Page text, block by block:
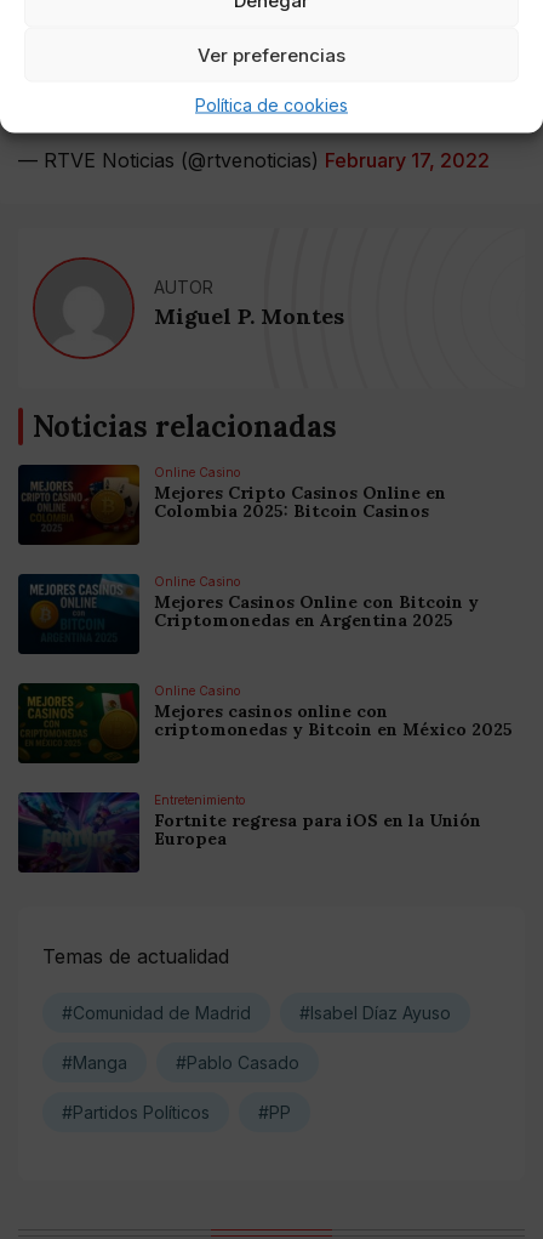
Ver preferencias
Política de cookies
Almeida: "No he tenido ocasión todavía de hablar con
pic.twitter.com/muRTe9QW0m
— RTVE Noticias (@rtvenoticias) February 17, 2022
AUTOR
Miguel P. Montes
Noticias relacionadas
Online Casino
Mejores Cripto Casinos Online en
Colombia 2025: Bitcoin Casinos
Online Casino
Mejores Casinos Online con Bitcoin y
Criptomonedas en Argentina 2025
Online Casino
Mejores casinos online con
criptomonedas y Bitcoin en México 2025
Entretenimiento
Fortnite regresa para iOS en la Unión
Europea
Temas de actualidad
#Comunidad de Madrid #Isabel Díaz Ayuso
#Manga #Pablo Casado
#Partidos Políticos #PP